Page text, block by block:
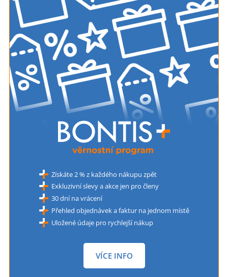
Získáte 2 % z každého nákupu zpět
Exkluzivní slevy a akce jen pro členy
30 dní na vrácení
Přehled objednávek a faktur na jednom místě
Uložené údaje pro rychlejší nákup
VÍCE INFO